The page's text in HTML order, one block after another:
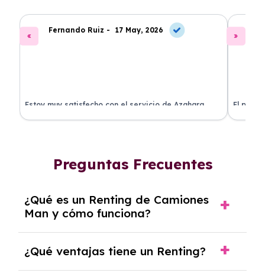
Fernando Ruiz - 17 May, 2026
Estoy muy satisfecho con el servicio de Azahara
Renting. El coche está en perfectas condiciones y el
El
llegó
Preguntas Frecuentes
¿Qué es un Renting de Camiones
Man y cómo funciona?
ElRenting de Camiones Manes una
¿Qué ventajas tiene un Renting?